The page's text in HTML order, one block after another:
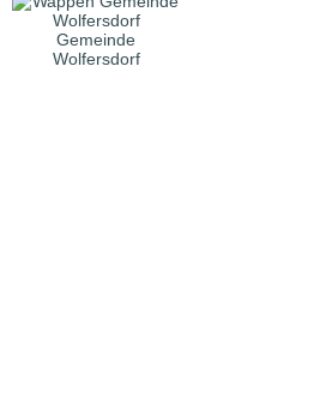
Gemeinde
Wolfersdorf